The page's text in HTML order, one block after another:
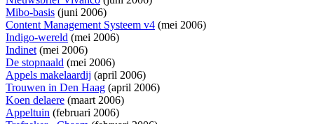
Mibo-basis (juni 2006)
Content Management Systeem v4 (mei 2006)
Indigo-wereld (mei 2006)
Indinet(mei 2006)
De stopnaald (mei 2006)
Appels makelaardij (april 2006)
Trouwen in Den Haag (april 2006)
Koen delaere (maart 2006)
Appeltuin (februari 2006)